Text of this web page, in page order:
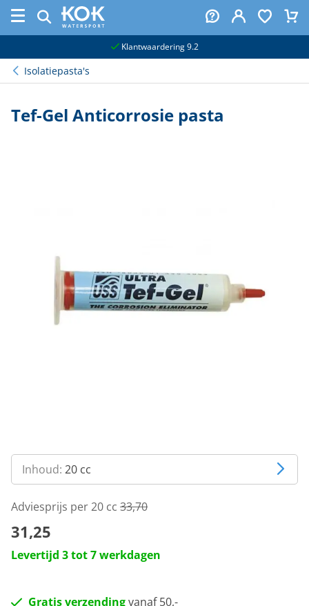
Klantwaardering 9.2
Isolatiepasta's
Tef-Gel Anticorrosie pasta
Inhoud: 20 cc
Adviesprijs per 20 cc 33,70
31,25
Levertijd 3 tot 7 werkdagen
Gratis verzendingvanaf 50,-